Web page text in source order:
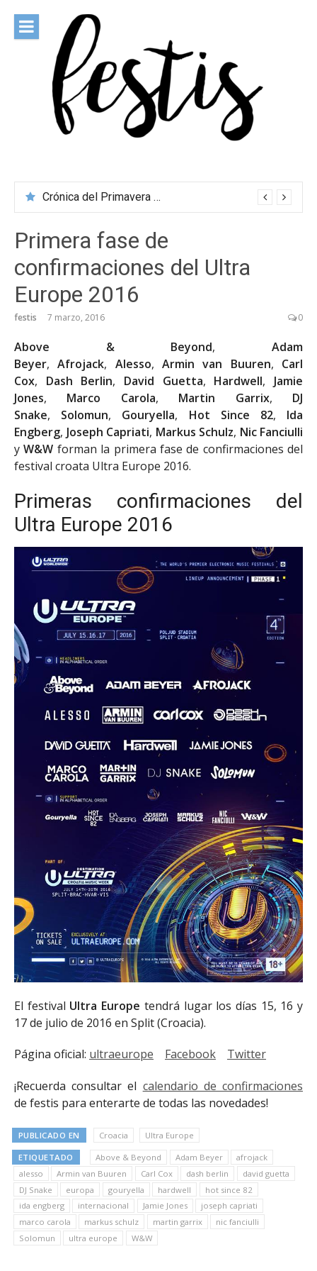
contenido
Crónica del Primavera Sound Porto 2026
Primera fase de
confirmaciones del Ultra
Europe 2016
festis 7 marzo, 2016 0
Above & Beyond,Adam
Beyer,Afrojack, Alesso,Armin van Buuren, Carl
Cox, Dash Berlin, David Guetta, Hardwell, Jamie
Jones, Marco Carola, Martin Garrix, DJ
Snake, Solomun, Gouryella, Hot Since 82, Ida
Engberg, Joseph Capriati, Markus Schulz, Nic Fanciulli
yW&W forman la primera fase de confirmaciones del
festival croata Ultra Europe 2016.
Primeras confirmaciones del
Ultra Europe 2016
El festival Ultra Europe tendrá lugar los días 15, 16 y
17 de julio de 2016 en Split (Croacia).
Página oficial: ultraeurope Facebook Twitter
¡Recuerda consultar el calendario de confirmaciones
de festis para enterarte de todas las novedades!
PUBLICADO EN Croacia Ultra Europe
ETIQUETADO Above & Beyond Adam Beyer
afrojack
alesso
Armin van Buuren Carl Cox dash berlin
david guetta
DJ Snake
europa gouryella hardwell
hot since 82
ida engberg
internacional Jamie Jones
joseph capriati
marco carola
markus schulz martin garrix
nic fanciulli
Solomun
ultra europe W&W